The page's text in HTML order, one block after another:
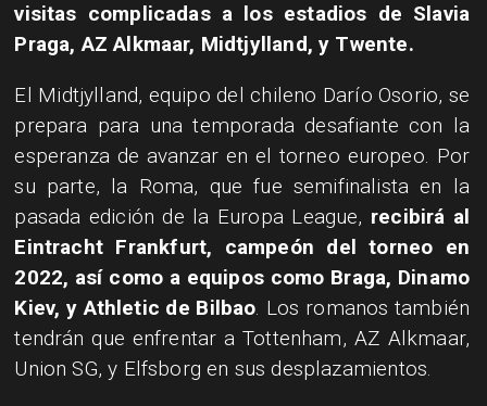
visitas complicadas a los estadios de Slavia
Praga, AZ Alkmaar, Midtjylland, y Twente.
El Midtjylland, equipo del chileno Darío Osorio, se
prepara para una temporada desafiante con la
esperanza de avanzar en el torneo europeo. Por
su parte, la Roma, que fue semifinalista en la
pasada edición de la Europa League, recibirá al
Eintracht Frankfurt, campeón del torneo en
2022, así como a equipos como Braga, Dinamo
Kiev, y Athletic de Bilbao. Los romanos también
tendrán que enfrentar a Tottenham, AZ Alkmaar,
Union SG, y Elfsborg en sus desplazamientos.